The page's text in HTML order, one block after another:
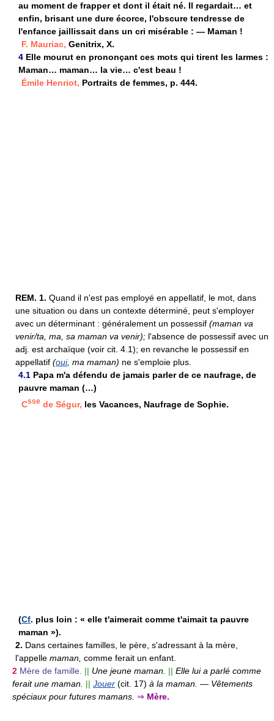
au moment de frapper et dont il était né. Il regardait… et
enfin, brisant une dure écorce, l'obscure tendresse de
l'enfance jaillissait dans un cri misérable : — Maman !
F. Mauriac, Genitrix, X.
4 Elle mourut en prononçant ces mots qui tirent les larmes :
Maman… maman… la vie… c'est beau !
Émile Henriot, Portraits de femmes, p. 444.
REM. 1. Quand il n'est pas employé en appellatif, le mot, dans
une situation ou dans un contexte déterminé, peut s'employer
avec un déterminant : généralement un possessif (maman va
venir/ta, ma, sa maman va venir); l'absence de possessif avec un
adj. est archaïque (voir cit. 4.1); en revanche le possessif en
appellatif (oui, ma maman) ne s'emploie plus.
4.1 Papa m'a défendu de jamais parler de ce naufrage, de
pauvre maman (…)
Csse de Ségur, les Vacances, Naufrage de Sophie.
(Cf. plus loin : « elle t'aimerait comme t'aimait ta pauvre
maman »).
2. Dans certaines familles, le père, s'adressant à la mère,
l'appelle maman, comme ferait un enfant.
2 Mère de famille. || Une jeune maman. || Elle lui a parlé comme
ferait une maman. || Jouer (cit. 17) à la maman. — Vêtements
spéciaux pour futures mamans. ⇒ Mère.